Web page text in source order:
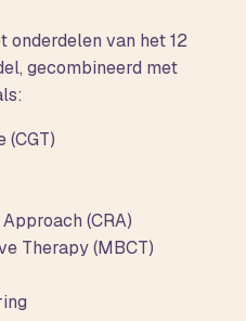
onderdelen van het 12
gecombineerd met
(CGT)
(CRA)
Therapy (MBCT)